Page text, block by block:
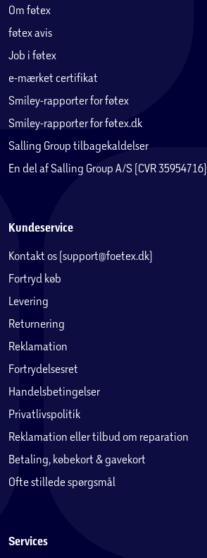
Om føtex
føtex avis
Job i føtex
e-mærket certifikat
Smiley-rapporter for føtex
Smiley-rapporter for føtex.dk
Salling Group tilbagekaldelser
En del af Salling Group A/S (CVR 35954716)
Kundeservice
Kontakt os (support@foetex.dk)
Fortryd køb
Levering
Returnering
Reklamation
Fortrydelsesret
Handelsbetingelser
Privatlivspolitik
Reklamation eller tilbud om reparation
Betaling, købekort & gavekort
Ofte stillede spørgsmål
Services